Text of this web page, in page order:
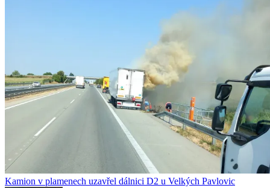
Kamion v plamenech uzavřel dálnici D2 u Velkých Pavlovic